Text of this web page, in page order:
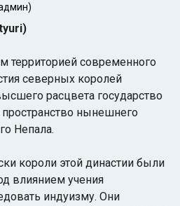
современного
северных королей
расцвета государство
нынешнего
Непала.
короли этой династии были
влиянием учения
индуизму. Они